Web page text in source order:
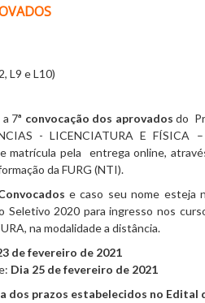
L9 e L10)
a 7ª convocação dos aprovados do
- LICENCIATURA E FÍSICA
matrícula pela entrega online,
da FURG (NTI).
e caso seu nome esteja
2020 para ingresso nos
na modalidade a distância.
de fevereiro de 2021
Dia 25 de fevereiro de 2021
prazos estabelecidos no Edital